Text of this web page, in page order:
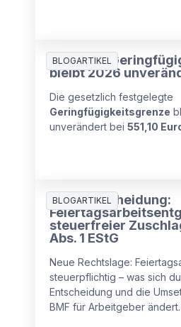
oder langfristige Sperren
sich daher die Frage wie
solchen Fall im
Entgeltfortzahlung aus,
BLOGARTIKEL
Achtung:
bleibt 2026
Die gesetzlich festgelegte
Geringfügigkeitsgrenze
unverändert bei 551,10
BLOGARTIKEL
BFG-Entscheidung:
steuerfreier
Abs. 1 EStG
Neue Rechtslage:
steuerpflichtig – was sich
Entscheidung und die
BMF für Arbeitgeber ändert.